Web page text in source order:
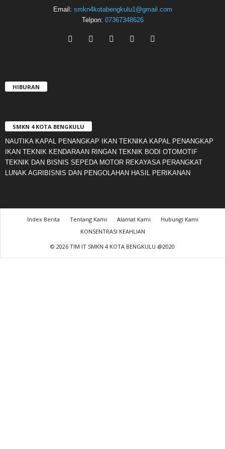
Email: smkn4kotabengkulu1@gmail.com
Telpon: 07367348626
HIBURAN
SMKN 4 KOTA BENGKULU
NAUTIKA KAPAL PENANGKAP IKAN TEKNIKA KAPAL PENANGKAP
IKAN TEKNIK KENDARAAN RINGAN TEKNIK BODI OTOMOTIF
TEKNIK DAN BISNIS SEPEDA MOTOR REKAYASA PERANGKAT
LUNAK AGRIBISNIS DAN PENGOLAHAN HASIL PERIKANAN
Index Berita Tentang Kami Alamat Kami
Hubungi Kami
KONSENTRASI KEAHLIAN
© 2026 TIM IT SMKN 4 KOTA BENGKULU @2020